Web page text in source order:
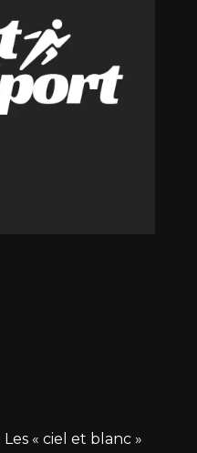
Les « ciel et blanc »